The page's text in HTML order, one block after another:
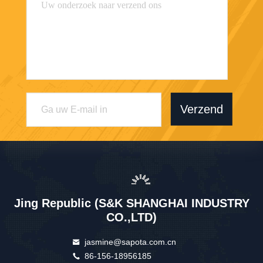
Verzend
Jing Republic (S&K SHANGHAI INDUSTRY
CO.,LTD)
jasmine@sapota.com.cn
86-156-18956185